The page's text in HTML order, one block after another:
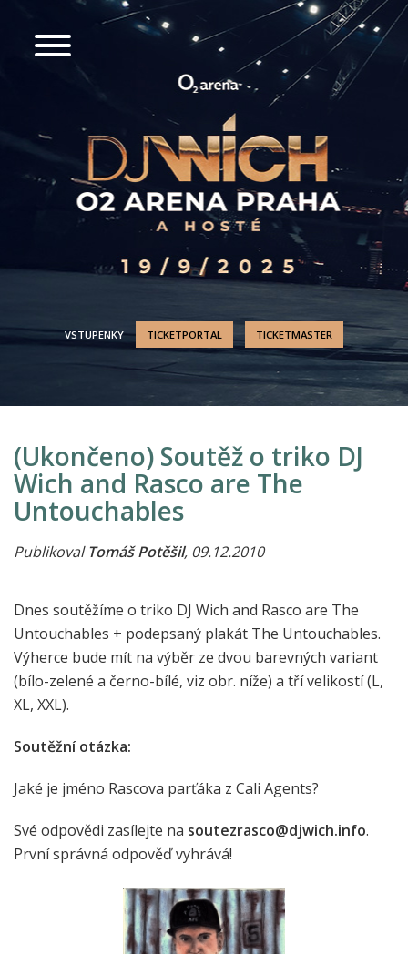
VSTUPENKY TICKETPORTAL TICKETMASTER
(Ukončeno) Soutěž o triko DJ
Wich and Rasco are The
Untouchables
PublikovalTomáš Potěšil, 09.12.2010
Dnes soutěžíme o triko DJ Wich and Rasco are The
Untouchables + podepsaný plakát The Untouchables.
Výherce bude mít na výběr ze dvou barevných variant
(bílo-zelené a černo-bílé, viz obr. níže) a tří velikostí (L,
XL, XXL).
Soutěžní otázka:
Jaké je jméno Rascova parťáka z Cali Agents?
Své odpovědi zasílejte na soutezrasco@djwich.info.
První správná odpověď vyhrává!